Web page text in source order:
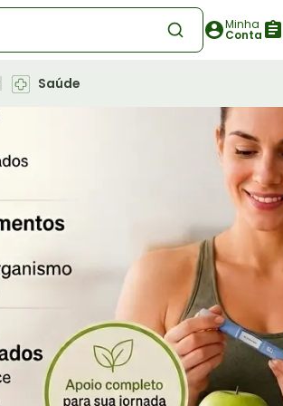
Minha
Conta
Saúde